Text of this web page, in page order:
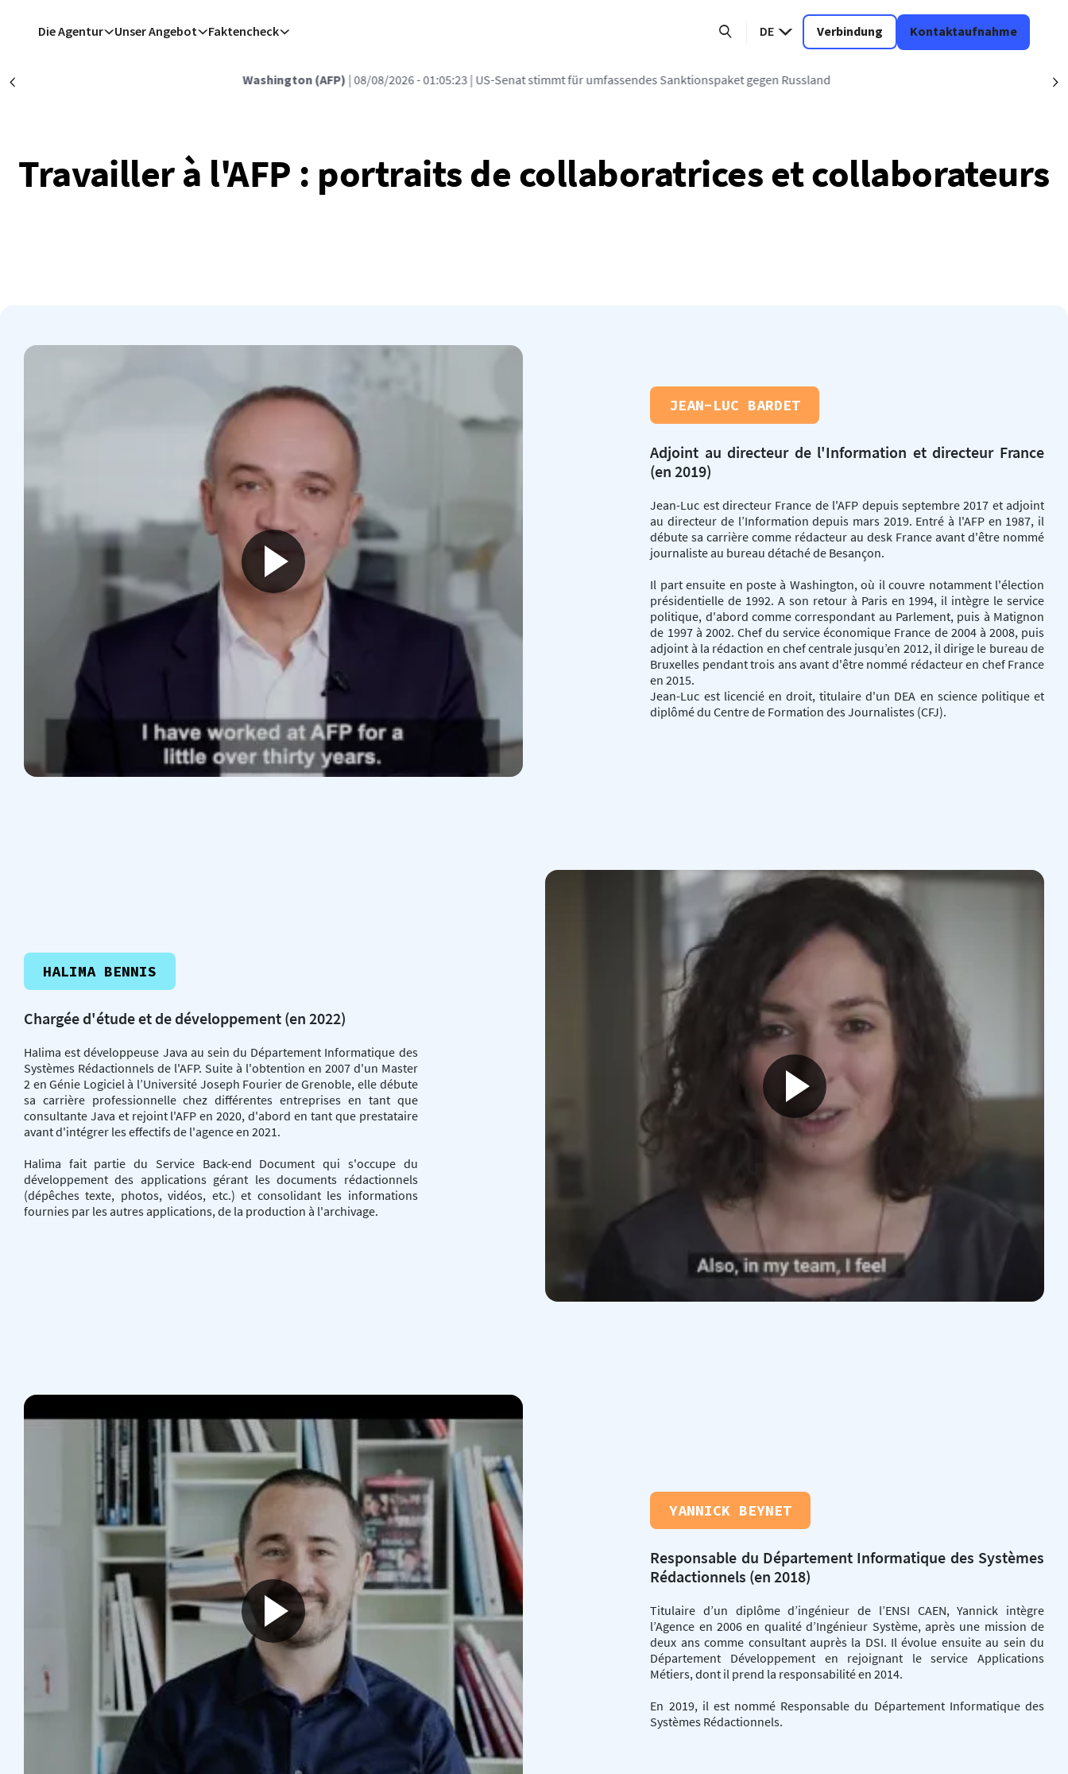
Die Agentur Unser Angebot Faktencheck DE Verbindung Kontaktaufnahme
Washington (AFP) | 08/08/2026 - 01:05:23 | US-Senat stimmt für umfassendes Sanktionspaket gegen Russland
Travailler à l'AFP : portraits de collaboratrices et collaborateurs
JEAN-LUC BARDET
Adjoint au directeur de l'Information et directeur France
(en 2019)
Jean-Luc est directeur France de l'AFP depuis septembre 2017 et adjoint
au directeur de l’Information depuis mars 2019. Entré à l'AFP en 1987, il
débute sa carrière comme rédacteur au desk France avant d'être nommé
journaliste au bureau détaché de Besançon.
Il part ensuite en poste à Washington, où il couvre notamment l'élection
présidentielle de 1992. A son retour à Paris en 1994, il intègre le service
politique, d'abord comme correspondant au Parlement, puis à Matignon
de 1997 à 2002. Chef du service économique France de 2004 à 2008, puis
adjoint à la rédaction en chef centrale jusqu’en 2012, il dirige le bureau de
Bruxelles pendant trois ans avant d'être nommé rédacteur en chef France
en 2015.
Jean-Luc est licencié en droit, titulaire d'un DEA en science politique et
diplômé du Centre de Formation des Journalistes (CFJ).
HALIMA BENNIS
Chargée d'étude et de développement (en 2022)
Halima est développeuse Java au sein du Département Informatique des
Systèmes Rédactionnels de l'AFP. Suite à l'obtention en 2007 d'un Master
2 en Génie Logiciel à l’Université Joseph Fourier de Grenoble, elle débute
sa carrière professionnelle chez différentes entreprises en tant que
consultante Java et rejoint l'AFP en 2020, d'abord en tant que prestataire
avant d'intégrer les effectifs de l'agence en 2021.
Halima fait partie du Service Back-end Document qui s'occupe du
développement des applications gérant les documents rédactionnels
(dépêches texte, photos, vidéos, etc.) et consolidant les informations
fournies par les autres applications, de la production à l'archivage.
YANNICK BEYNET
Responsable du Département Informatique des Systèmes
Rédactionnels (en 2018)
Titulaire d’un diplôme d’ingénieur de l’ENSI CAEN, Yannick intègre
l’Agence en 2006 en qualité d’Ingénieur Système, après une mission de
deux ans comme consultant auprès la DSI. Il évolue ensuite au sein du
Département Développement en rejoignant le service Applications
Métiers, dont il prend la responsabilité en 2014.
En 2019, il est nommé Responsable du Département Informatique des
Systèmes Rédactionnels.